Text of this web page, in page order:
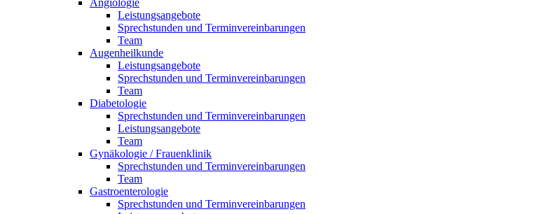
Angiologie
Leistungsangebote
Sprechstunden und Terminvereinbarungen
Team
Augenheilkunde
Leistungsangebote
Sprechstunden und Terminvereinbarungen
Team
Diabetologie
Sprechstunden und Terminvereinbarungen
Leistungsangebote
Team
Gynäkologie / Frauenklinik
Sprechstunden und Terminvereinbarungen
Team
Gastroenterologie
Sprechstunden und Terminvereinbarungen